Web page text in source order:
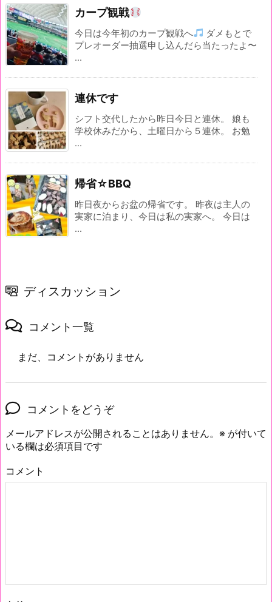
カープ観戦
今日は今年初のカープ観戦へ
ダメもとで
プレオーダー抽選申し込んだら当たったよ〜
...
連休です
シフト交代したから昨日今日と連休。 娘も
学校休みだから、土曜日から５連休。 お勉
...
帰省☆BBQ
昨日夜からお盆の帰省です。 昨夜は主人の
実家に泊まり、今日は私の実家へ。 今日は
...
ディスカッション
コメント一覧
まだ、コメントがありません
コメントをどうぞ
メールアドレスが公開されることはありません。 ※ が付いて
いる欄は必須項目です
コメント